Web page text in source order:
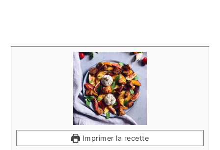
Imprimer la recette